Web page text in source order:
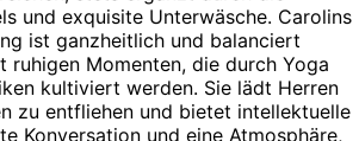
und exquisite Unterwäsche. Carolins
ist ganzheitlich und balanciert
ruhigen Momenten, die durch Yoga
kultiviert werden. Sie lädt Herren
zu entfliehen und bietet intellektuelle
Konversation und eine Atmosphäre,